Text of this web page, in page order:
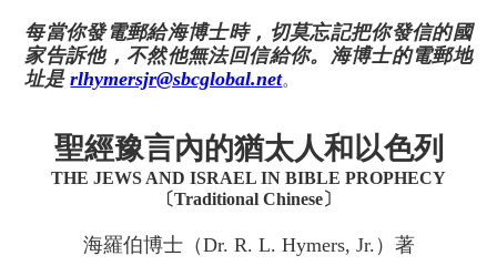
每當你發電郵給海博士時，切莫忘記把你發信的國
家告訴他，不然他無法回信給你。海博士的電郵地
址是rlhymersjr@sbcglobal.net。
聖經豫言內的猶太人和以色列
THE JEWS AND ISRAEL IN BIBLE PROPHECY
〔Traditional Chinese〕
海羅伯博士（Dr. R. L. Hymers, Jr.）著